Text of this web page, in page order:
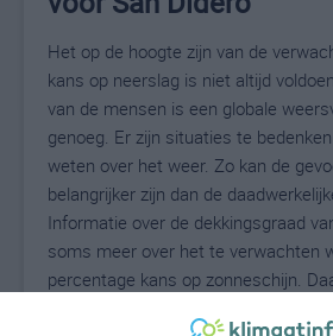
Het op de hoogte zijn van de
kans op neerslag is niet altijd
van de mensen is een globale
genoeg. Er zijn situaties te
weten over het weer. Zo kan de
belangrijker zijn dan de
Informatie over de dekkingsgraad
soms meer over het te verwachten
percentage kans op zonneschijn.